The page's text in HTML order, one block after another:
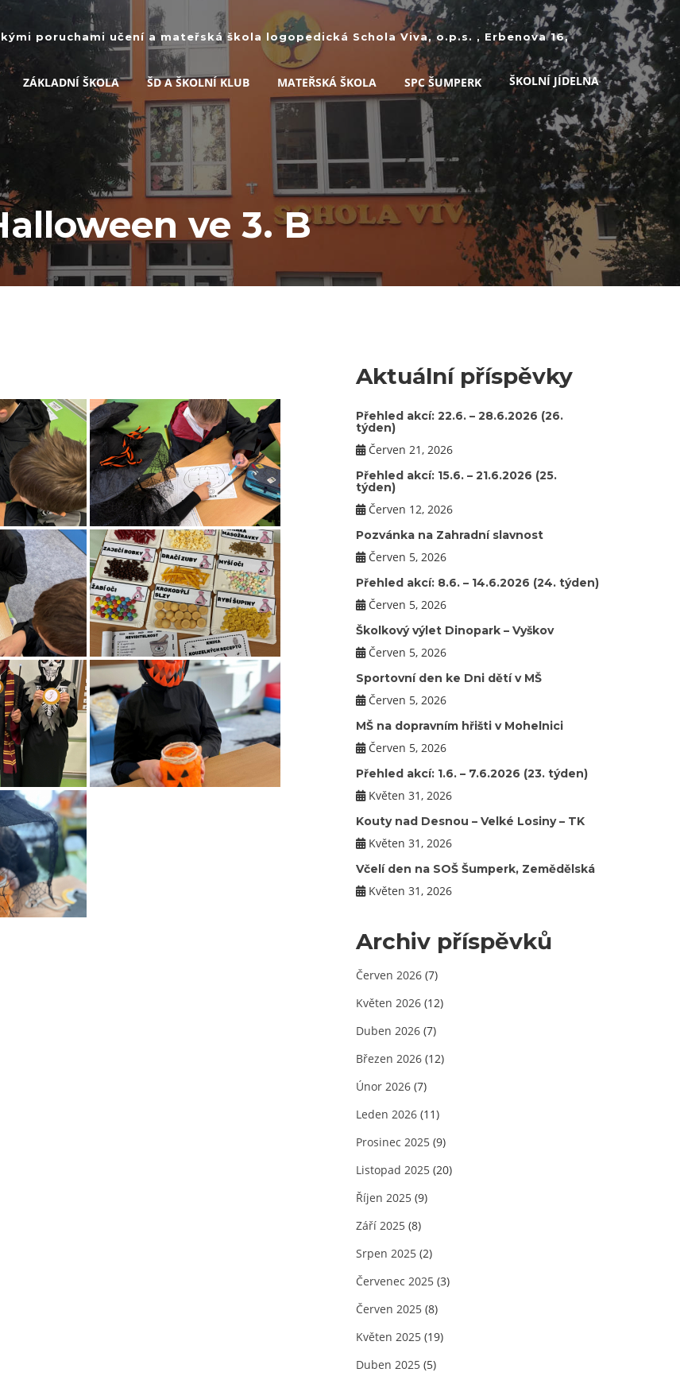
poruchami učení a mateřská škola logopedická Schola Viva, o.p.s. , Erbenova 16,
ZÁKLADNÍ ŠKOLA ŠD A ŠKOLNÍ KLUB MATEŘSKÁ ŠKOLA SPC ŠUMPERK ŠKOLNÍ JÍDELNA
ve 3. B
Aktuální příspěvky
Přehled akcí: 22.6. – 28.6.2026 (26.
týden)
Červen 21, 2026
Přehled akcí: 15.6. – 21.6.2026 (25.
týden)
Červen 12, 2026
Pozvánka na Zahradní slavnost
Červen 5, 2026
Přehled akcí: 8.6. – 14.6.2026 (24. týden)
Červen 5, 2026
Školkový výlet Dinopark – Vyškov
Červen 5, 2026
Sportovní den ke Dni dětí v MŠ
Červen 5, 2026
MŠ na dopravním hřišti v Mohelnici
Červen 5, 2026
Přehled akcí: 1.6. – 7.6.2026 (23. týden)
Květen 31, 2026
Kouty nad Desnou – Velké Losiny – TK
Květen 31, 2026
Včelí den na SOŠ Šumperk, Zemědělská
Květen 31, 2026
Archiv příspěvků
Červen 2026 (7)
Květen 2026 (12)
Duben 2026 (7)
Březen 2026 (12)
Únor 2026 (7)
Leden 2026 (11)
Prosinec 2025 (9)
Listopad 2025 (20)
Říjen 2025 (9)
Září 2025 (8)
Srpen 2025 (2)
Červenec 2025 (3)
Červen 2025 (8)
Květen 2025 (19)
Duben 2025 (5)